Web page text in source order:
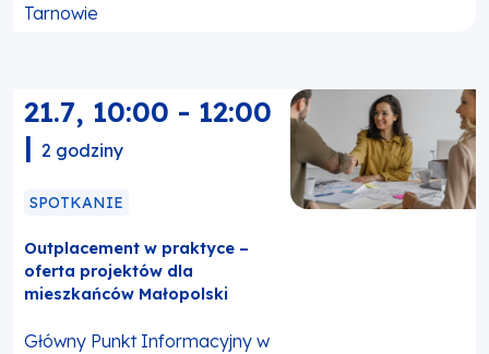
Tarnowie
21.7, 10:00 - 12:00
| 2 godziny
SPOTKANIE
Outplacement w praktyce –
oferta projektów dla
mieszkańców Małopolski
Główny Punkt Informacyjny w